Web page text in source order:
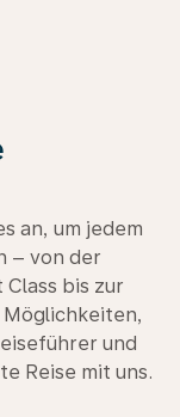
an, um jedem
– von der
bis zur
Möglichkeiten,
und
Reise mit uns.